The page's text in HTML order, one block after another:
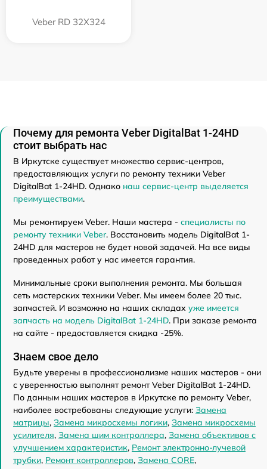
Veber RD 32X324
Почему для ремонта Veber DigitalBat 1-24HD
стоит выбрать нас
В Иркутске существует множество сервис-центров,
предоставляющих услуги по ремонту техники Veber
DigitalBat 1-24HD. Однако наш сервис-центр выделяется
преимуществами.
Мы ремонтируем Veber. Наши мастера - специалисты по
ремонту техники Veber. Восстановить модель DigitalBat 1-
24HD для мастеров не будет новой задачей. На все виды
проведенных работ у нас имеется гарантия.
Минимальные сроки выполнения ремонта. Мы большая
сеть мастерских техники Veber. Мы имеем более 20 тыс.
запчастей. И возможно на наших складах уже имеется
запчасть на модель DigitalBat 1-24HD. При заказе ремонта
на сайте - предоставляется скидка -25%.
Знаем свое дело
Будьте уверены в профессионализме наших мастеров - они
с уверенностью выполнят ремонт Veber DigitalBat 1-24HD.
По данным наших мастеров в Иркутске по ремонту Veber,
наиболее востребованы следующие услуги: Замена
матрицы, Замена микросхемы логики, Замена микросхемы
усилителя, Замена шим контроллера, Замена объективов с
улучшением характеристик, Ремонт электронно-лучевой
трубки, Ремонт контроллеров, Замена CORE,